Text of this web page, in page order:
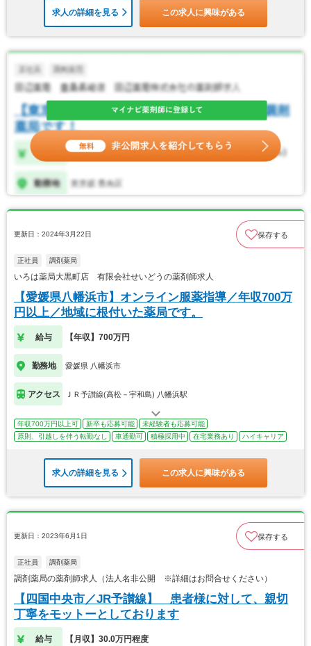
求人の詳細を見る この求人に興味がある
更新日：2024年3月22日 保存する
正社員 調剤薬局
いろは薬局大黒町店 有限会社せいどうの薬剤師求人
【愛媛県八幡浜市】オンライン服薬指導／年収700万
円以上／地域に根付いた薬局です。
給与 【年収】700万円
勤務地 愛媛県 八幡浜市
アクセス ＪＲ予讃線(高松－宇和島) 八幡浜駅
年収700万円以上可 新卒も応募可能
未経験者も応募可能
原則、引越しを伴う転勤なし
車通勤可 積極採用中 在宅業務あり ハイキャリア
求人の詳細を見る この求人に興味がある
更新日：2023年6月1日 保存する
正社員 調剤薬局
調剤薬局の薬剤師求人（法人名非公開 ※詳細はお問合せください）
【四国中央市／JR予讃線】 患者様に対して、親切
丁寧をモットーとしております
給与 【月収】30.0万円程度